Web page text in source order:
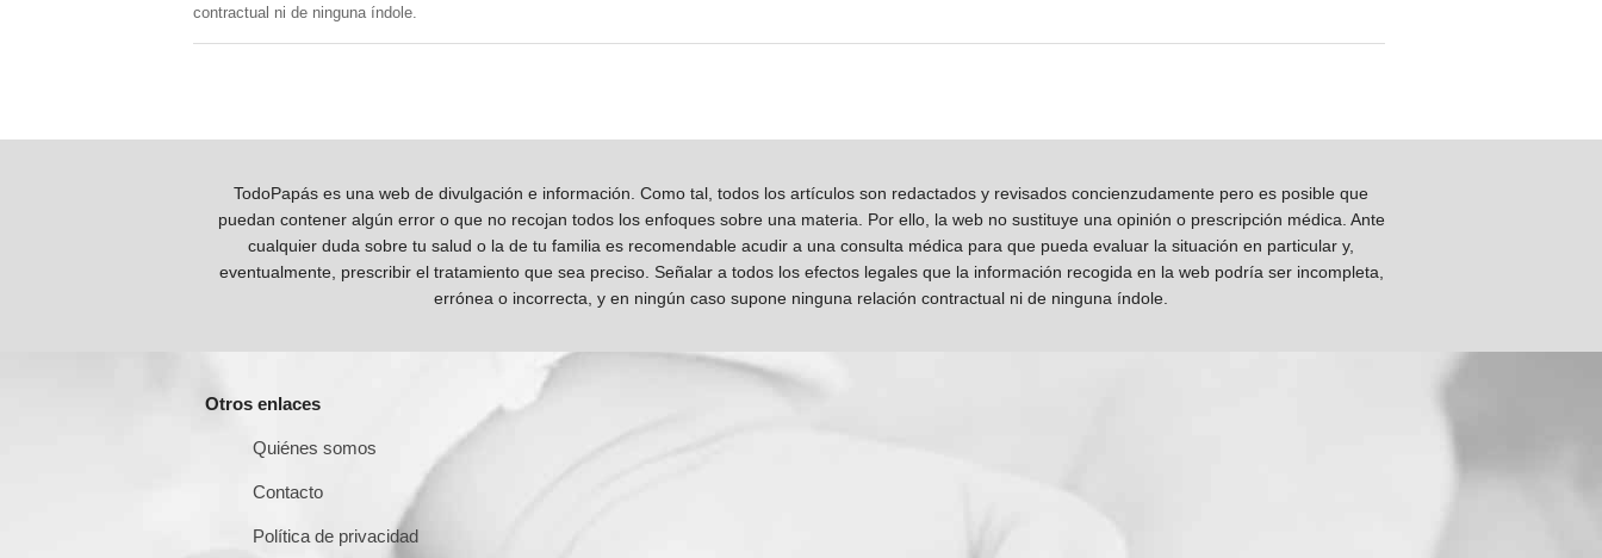
contractual ni de ninguna índole.
TodoPapás es una web de divulgación e información. Como tal, todos los artículos son redactados y revisados concienzudamente pero es posible que
puedan contener algún error o que no recojan todos los enfoques sobre una materia. Por ello, la web no sustituye una opinión o prescripción médica. Ante
cualquier duda sobre tu salud o la de tu familia es recomendable acudir a una consulta médica para que pueda evaluar la situación en particular y,
eventualmente, prescribir el tratamiento que sea preciso. Señalar a todos los efectos legales que la información recogida en la web podría ser incompleta,
errónea o incorrecta, y en ningún caso supone ninguna relación contractual ni de ninguna índole.
Otros enlaces
Quiénes somos
Contacto
Política de privacidad